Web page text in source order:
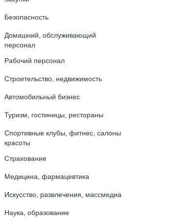
Безопасность
Домашний, обслуживающий
персонал
Рабочий персонал
Строительство, недвижимость
Автомобильный бизнес
Туризм, гостиницы, рестораны
Спортивные клубы, фитнес, салоны
красоты
Страхование
Медицина, фармацевтика
Искусство, развлечения, массмедиа
Наука, образование